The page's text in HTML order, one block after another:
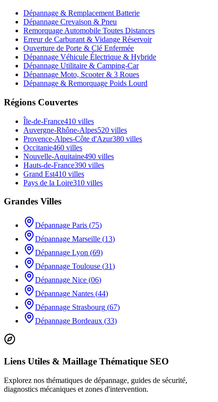
Dépannage & Remplacement Batterie
Dépannage Crevaison & Pneu
Remorquage Automobile Toutes Distances
Erreur de Carburant & Vidange Réservoir
Ouverture de Porte & Clé Enfermée
Dépannage Véhicule Électrique & Hybride
Dépannage Utilitaire & Camping-Car
Dépannage Moto, Scooter & 3 Roues
Dépannage & Remorquage Poids Lourd
Régions Couvertes
Île-de-France410 villes
Auvergne-Rhône-Alpes520 villes
Provence-Alpes-Côte d'Azur380 villes
Occitanie460 villes
Nouvelle-Aquitaine490 villes
Hauts-de-France390 villes
Grand Est410 villes
Pays de la Loire310 villes
Grandes Villes
Dépannage Paris (75)
Dépannage Marseille (13)
Dépannage Lyon (69)
Dépannage Toulouse (31)
Dépannage Nice (06)
Dépannage Nantes (44)
Dépannage Strasbourg (67)
Dépannage Bordeaux (33)
Liens Utiles & Maillage Thématique SEO
Explorez nos thématiques de dépannage, guides de sécurité,
diagnostics mécaniques et zones d'intervention.